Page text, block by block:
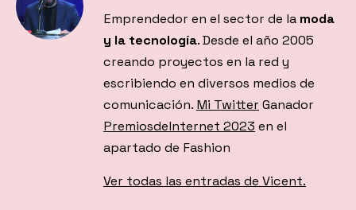
Emprendedor en el sector de la moda
y la tecnología. Desde el año 2005
creando proyectos en la red y
escribiendo en diversos medios de
comunicación. Mi Twitter Ganador
PremiosdeInternet 2023 en el
apartado de Fashion
Ver todas las entradas de Vicent.